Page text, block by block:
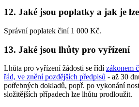
12. Jaké jsou poplatky a jak je
Správní poplatek činí 1 000 Kč.
13. Jaké jsou lhůty pro vyřízení
Lhůta pro vyřízení žádosti se řídízákonem
řád, ve znění pozdějších předpisů - až 30
potřebných dokladů, popř. po vykonání
složitějších případech lze lhůtu prodloužit.